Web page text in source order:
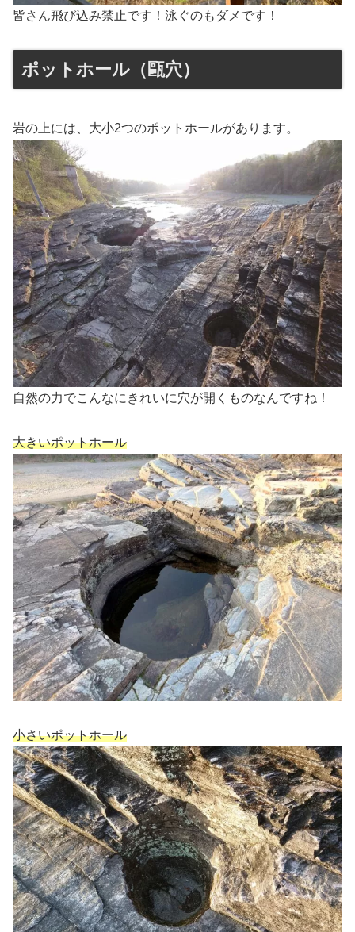
皆さん飛び込み禁止です！泳ぐのもダメです！
ポットホール（甌穴）
岩の上には、大小2つのポットホールがあります。
自然の力でこんなにきれいに穴が開くものなんですね！
大きいポットホール
小さいポットホール